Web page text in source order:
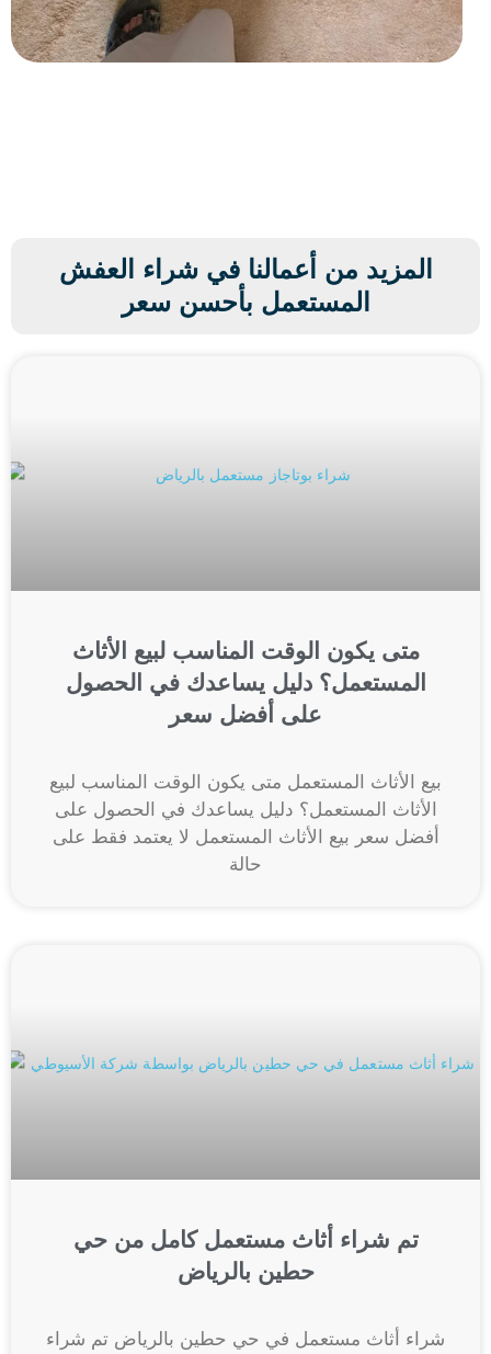
المزيد من أعمالنا في شراء العفش
المستعمل بأحسن سعر
متى يكون الوقت المناسب لبيع الأثاث
المستعمل؟ دليل يساعدك في الحصول
على أفضل سعر
بيع الأثاث المستعمل متى يكون الوقت المناسب لبيع
الأثاث المستعمل؟ دليل يساعدك في الحصول على
أفضل سعر بيع الأثاث المستعمل لا يعتمد فقط على
حالة
تم شراء أثاث مستعمل كامل من حي
حطين بالرياض
شراء أثاث مستعمل في حي حطين بالرياض تم شراء